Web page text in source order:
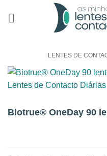
LENTES DE
Biotrue® OneDay 90